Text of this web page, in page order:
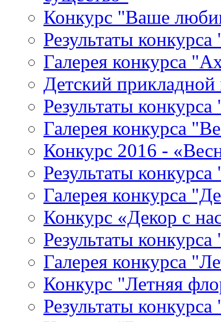
Конкурс "Ваше
Результаты
Галерея конкурса
Детский
Результаты
Галерея конкурса
Конкурс 2016 -
Результаты
Галерея конкурса
Конкурс «Декор с
Результаты
Галерея конкурса
Конкурс "Летняя
Результаты